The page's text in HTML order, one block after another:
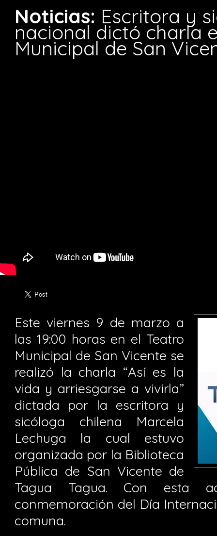
Noticias: Escritora y
nacional dictó charla
Municipal de San
Este viernes 9 de marzo a
las 19:00 horas en el Teatro
Municipal de San Vicente se
realizó la charla “Así es la
vida y arriesgarse a vivirla”
dictada por la escritora y
sicóloga chilena Marcela
Lechuga la cual estuvo
organizada por la Biblioteca
Pública de San Vicente de
Tagua Tagua. Con esta
conmemoración del Día
comuna.